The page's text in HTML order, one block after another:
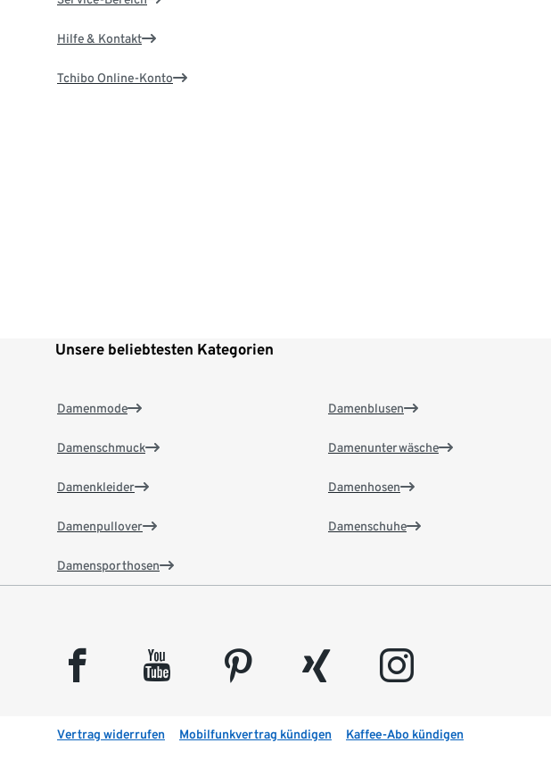
Hilfe & Kontakt
Tchibo Online-Konto
Unsere beliebtesten Kategorien
Damenmode
Damenschmuck
Damenkleider
Damenpullover
Damensporthosen
Damenblusen
Damenunterwäsche
Damenhosen
Damenschuhe
facebook youtube pinterest xing instagram
Vertrag widerrufen Mobilfunkvertrag kündigen Kaffee-Abo kündigen